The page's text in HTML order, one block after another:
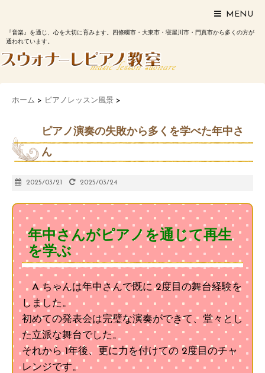
MENU
『音楽』を通じ、心を大切に育みます。四條畷市・大東市・寝屋川市・門真市から多くの方が
通われています。
ホーム > ピアノレッスン風景 >
ピアノ演奏の失敗から多くを学べた年中さ
ん
2025/03/21 2025/03/24
年中さんがピアノを通じて再生
を学ぶ
A ちゃんは年中さんで既に 2度目の舞台経験を
しました。
初めての発表会は完璧な演奏ができて、堂々とし
た立派な舞台でした。
それから 1年後、更に力を付けての 2度目のチャ
レンジです。